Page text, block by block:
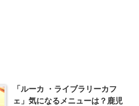
「ルーカ ・ライブラリーカフ
ェ」気になるメニューは？鹿児